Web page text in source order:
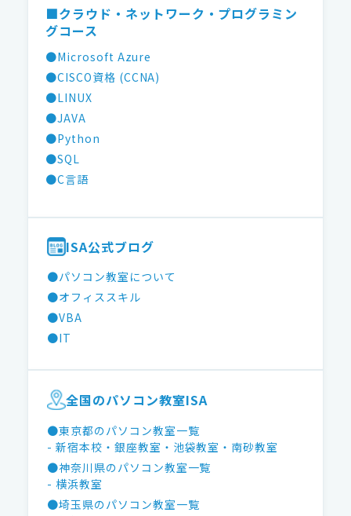
■クラウド・ネットワーク・プログラミン
グコース
●Microsoft Azure
●CISCO資格 (CCNA)
●LINUX
●JAVA
●Python
●SQL
●C言語
ISA公式ブログ
●パソコン教室について
●オフィススキル
●VBA
●IT
全国のパソコン教室ISA
●東京都のパソコン教室一覧
- 新宿本校 ・銀座教室 ・池袋教室 ・南砂教室
●神奈川県のパソコン教室一覧
- 横浜教室
●埼玉県のパソコン教室一覧